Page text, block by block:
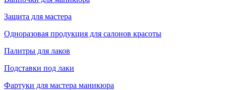
Защита для мастера
Одноразовая продукция для салонов красоты
Палитры для лаков
Подставки под лаки
Фартуки для мастера маникюра